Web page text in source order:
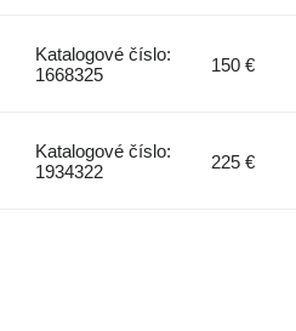
Katalogové číslo:
1668325
150 €
Katalogové číslo:
1934322
225 €